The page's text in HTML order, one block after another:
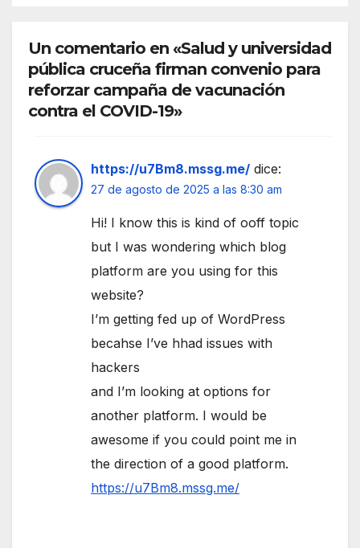
Un comentario en «Salud y universidad
pública cruceña firman convenio para
reforzar campaña de vacunación
contra el COVID-19»
https://u7Bm8.mssg.me/ dice:
27 de agosto de 2025 a las 8:30 am
Hi! I know this is kind of ooff topic
but I was wondering which blog
platform are you using for this
website?
I’m getting fed up of WordPress
becahse I’ve hhad issues with
hackers
and I’m looking at options for
another platform. I would be
awesome if you could point me in
the direction of a good platform.
https://u7Bm8.mssg.me/